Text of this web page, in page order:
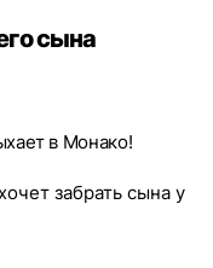
сына
в Монако!